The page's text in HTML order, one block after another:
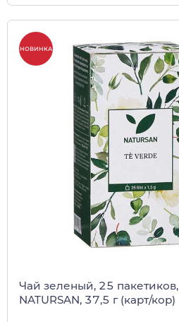
НОВИНКА
Чай зеленый, 25 пакетиков,
NATURSAN, 37,5 г (карт/кор)